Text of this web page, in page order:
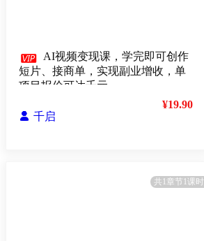
 AI视频变现课，学完即可创作
短片、接商单，实现副业增收，单
项目报价可达千元
 千启
¥19.90
共1章节1课时